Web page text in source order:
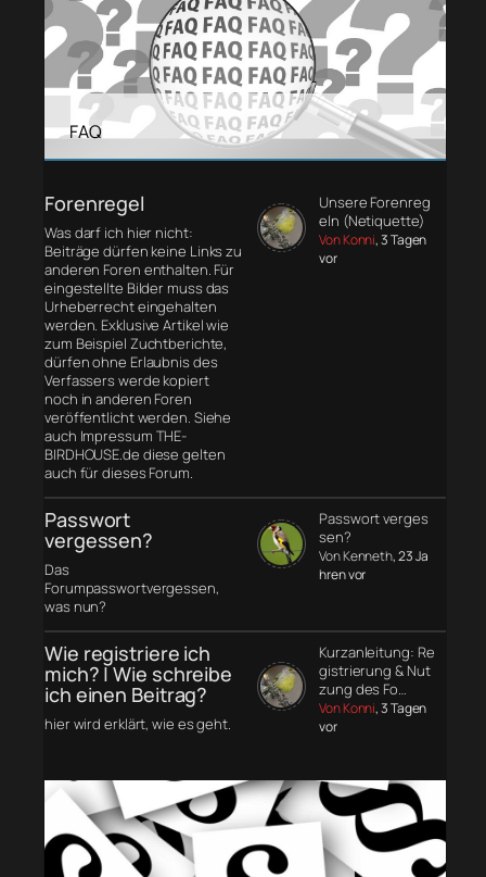
FAQ
Forenregel
Was darf ich hier nicht:
Beiträge dürfen keine Links zu
anderen Foren enthalten. Für
eingestellte Bilder muss das
Urheberrecht eingehalten
werden. Exklusive Artikel wie
zum Beispiel Zuchtberichte,
dürfen ohne Erlaubnis des
Verfassers werde kopiert
noch in anderen Foren
veröffentlicht werden. Siehe
auch Impressum THE-
BIRDHOUSE.de diese gelten
auch für dieses Forum.
Unsere Forenreg
eln (Netiquette)
Von Konni, 3 Tagen
vor
Passwort
vergessen?
Das
Forumpasswortvergessen,
was nun?
Passwort verges
sen?
Von Kenneth, 23 Ja
hren vor
Wie registriere ich
mich? | Wie schreibe
ich einen Beitrag?
hier wird erklärt, wie es geht.
Kurzanleitung: Re
gistrierung & Nut
zung des Fo…
Von Konni, 3 Tagen
vor